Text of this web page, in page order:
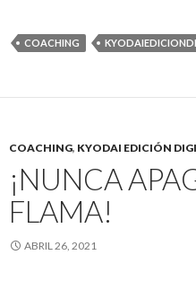
COACHING
COACHING, KYODAI EDICIÓN
¡NUNCA
FLAMA!
ABRIL 26, 2021